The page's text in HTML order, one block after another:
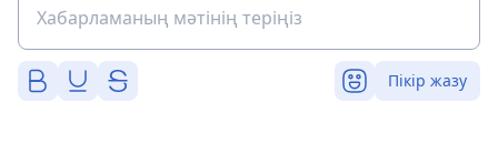
Пікір жазу